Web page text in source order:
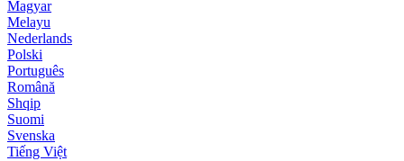
Magyar
Melayu
Nederlands
Polski
Português
Română
Shqip
Suomi
Svenska
Tiếng Việt